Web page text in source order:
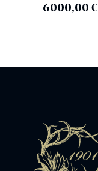
6000,00€